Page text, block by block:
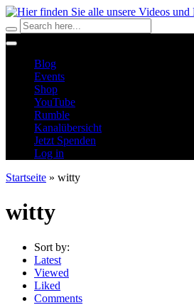
Blog
Events
Shop
YouTube
Rumble
Kanalübersicht
Jetzt Spenden
Log in
Startseite » witty
witty
Sort by:
Latest
Viewed
Liked
Comments